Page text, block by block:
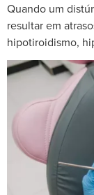
Quando um
resultar em
hipotiroidismo,